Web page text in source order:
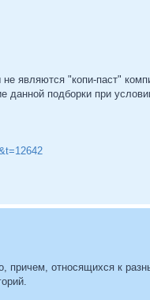
являются "копи-паст"
данной подборки при
причем, относящихся к